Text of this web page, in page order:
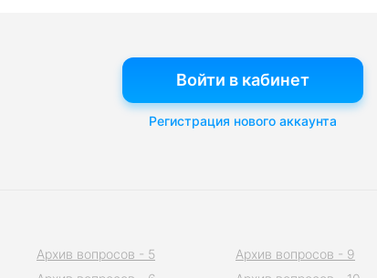
Войти в кабинет
Регистрация нового аккаунта
Архив вопросов - 5
Архив вопросов - 9